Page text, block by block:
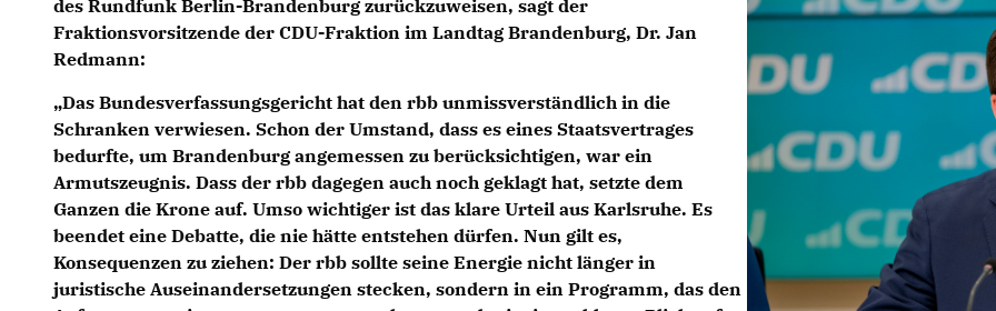
des Rundfunk Berlin-Brandenburg zurückzuweisen, sagt der
Fraktionsvorsitzende der CDU-Fraktion im Landtag Brandenburg, Dr. Jan
Redmann:
Das Bundesverfassungsgericht hat den rbb unmissverständlich in die
Schranken verwiesen. Schon der Umstand, dass es eines Staatsvertrages
bedurfte, um Brandenburg angemessen zu berücksichtigen, war ein
Armutszeugnis. Dass der rbb dagegen auch noch geklagt hat, setzte dem
Ganzen die Krone auf. Umso wichtiger ist das klare Urteil aus Karlsruhe. Es
beendet eine Debatte, die nie hätte entstehen dürfen. Nun gilt es,
Konsequenzen zu ziehen: Der rbb sollte seine Energie nicht länger in
juristische Auseinandersetzungen stecken, sondern in ein Programm, das den